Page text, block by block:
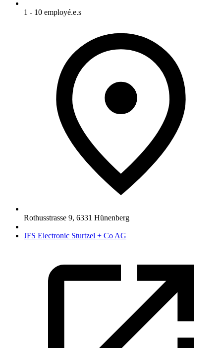
1 - 10 employé.e.s
Rothusstrasse 9, 6331 Hünenberg
JFS Electronic Sturtzel + Co AG